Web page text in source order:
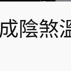
陰煞